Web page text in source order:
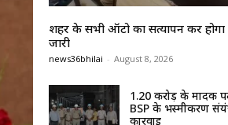
शहर के सभी ऑटो का सत्यापन कर होगा
जारी
news36bhilai - August 8, 2026
1.20 करोड़ के मादक
BSP के भस्मीकरण
कार्रवाई